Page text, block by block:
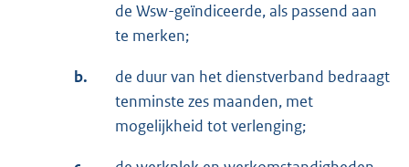
de Wsw-geïndiceerde, als passend aan
te merken;
b.
de duur van het dienstverband bedraagt
tenminste zes maanden, met
mogelijkheid tot verlenging;